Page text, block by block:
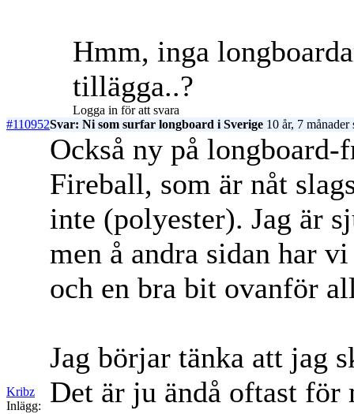
Hmm, inga
tillägga..?
Logga in för att svara
#110952Svar: Ni som surfar longboard i Sverige 10 år, 7 månader
Kribz
Inlägg:
Också ny på
Fireball, som är nåt
inte (polyester). Jag är
men å andra sidan har
och en bra bit ovanför
Jag börjar tänka att jag
Det är ju ändå oftast